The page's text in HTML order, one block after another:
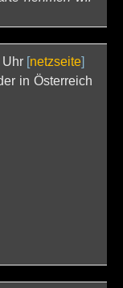
Uhr [netzseite]
in Österreich